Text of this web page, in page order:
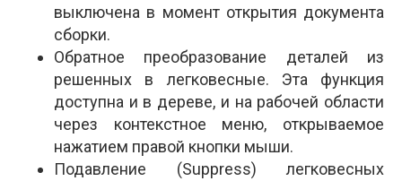
выключена в момент открытия документа
сборки.
Обратное преобразование деталей из
решенных в легковесные. Эта функция
доступна и в дереве, и на рабочей области
через контекстное меню, открываемое
нажатием правой кнопки мыши.
Подавление (Suppress) легковесных